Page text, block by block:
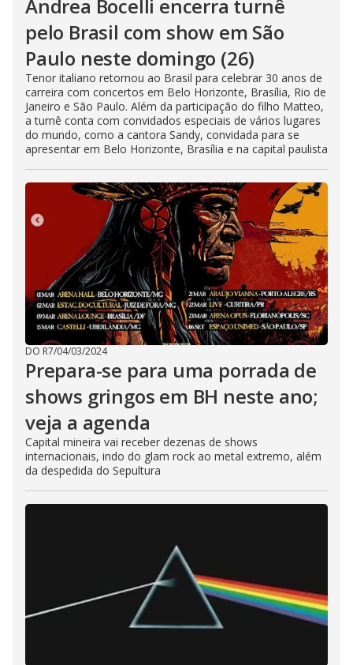
Andrea Bocelli encerra turnê
pelo Brasil com show em São
Paulo neste domingo (26)
Tenor italiano retornou ao Brasil para celebrar 30 anos de
carreira com concertos em Belo Horizonte, Brasília, Rio de
Janeiro e São Paulo. Além da participação do filho Matteo,
a turnê conta com convidados especiais de vários lugares
do mundo, como a cantora Sandy, convidada para se
apresentar em Belo Horizonte, Brasília e na capital paulista
DO R7/04/03/2024
Prepara-se para uma porrada de
shows gringos em BH neste ano;
veja a agenda
Capital mineira vai receber dezenas de shows
internacionais, indo do glam rock ao metal extremo, além
da despedida do Sepultura